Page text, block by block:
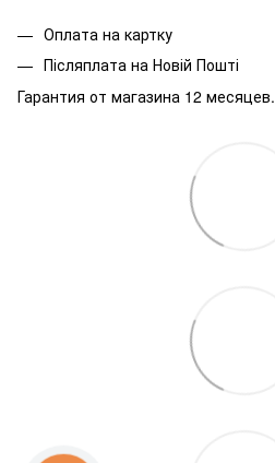
Оплата на картку
Післяплата на Новій Пошті
Гарантия от магазина 12 месяцев.